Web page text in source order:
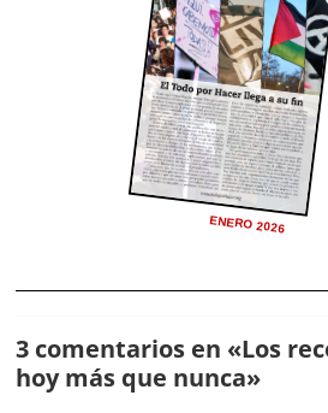
ENERO 2026
3 comentarios en «Los
hoy más que nunca»